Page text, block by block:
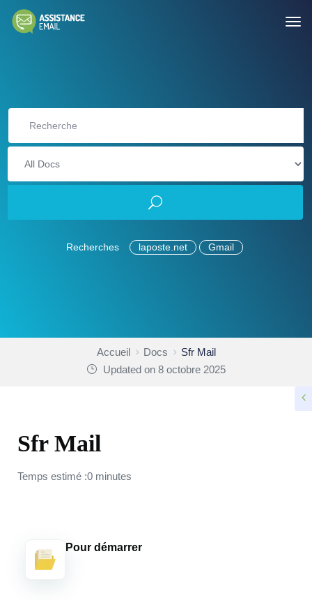
Recherches laposte.net Gmail
Accueil Docs
Sfr Mail
Updated on 8 octobre 2025
Sfr Mail
Temps estimé :0 minutes
Pour démarrer